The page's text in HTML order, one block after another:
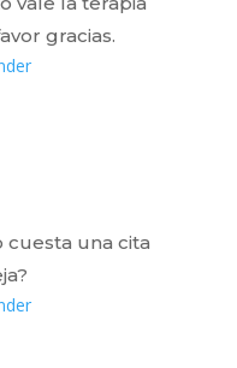
gracias.
cuesta una cita